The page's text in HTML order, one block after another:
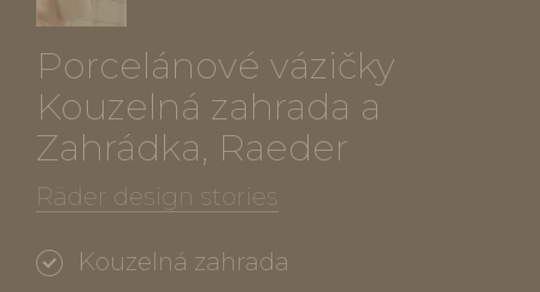
Porcelánové vázičky
Kouzelná zahrada a
Zahrádka, Raeder
Räder design stories
Kouzelná zahrada